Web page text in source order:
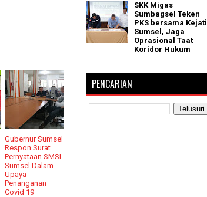
Gubernur Sumsel
Respon Surat
Pernyataan SMSI
Sumsel Dalam
Upaya
Penanganan
Covid 19
SKK Migas
Sumbagsel Teken
PKS bersama Kejati
Sumsel, Jaga
Oprasional Taat
Koridor Hukum
PENCARIAN